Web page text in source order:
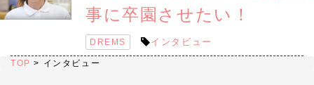
事に卒園させたい！
DREMS インタビュー
TOP > インタビュー